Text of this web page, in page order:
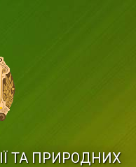
ТА ПРИРОДНИХ